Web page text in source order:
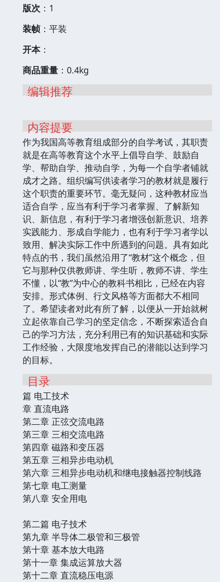
版次 ：1
装帧 ：平装
开本：
商品重量 ：0.4kg
编辑推荐
内容提要
作为我国高等教育组成部分的自学考试，其职责
就是在高等教育这个水平上倡导自学、鼓励自
学、帮助自学、推动自学，为每一个自学者铺就
成才之路。组织编写供读者学习的教材就是履行
这个职责的重要环节。毫无疑问，这种教材应当
适合自学，应当有利于学习者掌握、了解新知
识、新信息，有利于学习者增强创新意识、培养
实践能力、形成自学能力，也有利于学习者学以
致用、解决实际工作中所遇到的问题。具有如此
特点的书，我们虽然沿用了“教材”这个概念，但
它与那种仅供教师讲、学生听，教师不讲、学生
不懂，以“教”为中心的教科书相比，已经在内容
安排。形式体例、行文风格等方面都大不相同
了。希望读者对此有所了解，以便从一开始就树
立起依靠自己学习的坚定信念，不断探索适合自
己的学习方法，充分利用已有的知识基础和实际
工作经验，大限度地发挥自己的潜能以达到学习
的目标。
目录
篇 电工技术
章 直流电路
第二章 正弦交流电路
第三章 三相交流电路
第四章 磁路和变压器
第五章 三相异步电动机
第六章 三相异步电动机和继电接触器控制线路
第七章 电工测量
第八章 安全用电
第二篇 电子技术
第九章 半导体二极管和三极管
第十章 基本放大电路
第十一章 集成运算放大器
第十二章 直流稳压电源